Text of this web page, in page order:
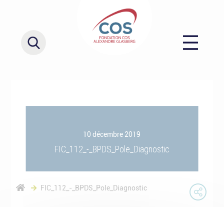
10 décembre 2019
FIC_112_-_BPDS_Pole_Diagnostic
FIC_112_-_BPDS_Pole_Diagnostic